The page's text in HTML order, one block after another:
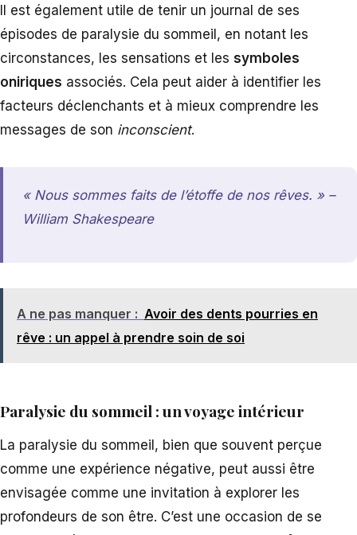
Il est également utile de tenir un journal de ses
épisodes de paralysie du sommeil, en notant les
circonstances, les sensations et les symboles
oniriques associés. Cela peut aider à identifier les
facteurs déclenchants et à mieux comprendre les
messages de son inconscient.
« Nous sommes faits de l’étoffe de nos rêves. » –
William Shakespeare
A ne pas manquer : Avoir des dents pourries en
rêve : un appel à prendre soin de soi
Paralysie du sommeil : un voyage intérieur
La paralysie du sommeil, bien que souvent perçue
comme une expérience négative, peut aussi être
envisagée comme une invitation à explorer les
profondeurs de son être. C’est une occasion de se